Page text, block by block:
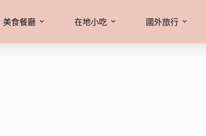
美食餐廳 在地小吃 國外旅行